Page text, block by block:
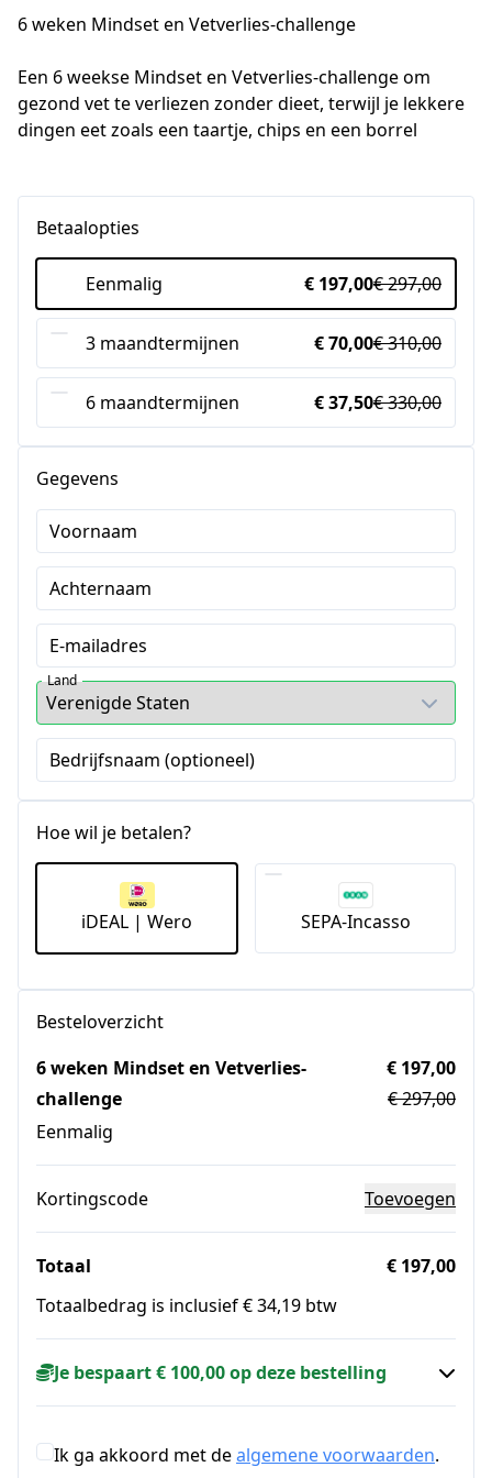
6 weken Mindset en Vetverlies-challenge
Een 6 weekse Mindset en Vetverlies-challenge om
gezond vet te verliezen zonder dieet, terwijl je lekkere
dingen eet zoals een taartje, chips en een borrel
Betaalopties
Eenmalig € 197,00€ 297,00
3 maandtermijnen € 70,00€ 310,00
6 maandtermijnen € 37,50€ 330,00
Gegevens
Voornaam
Achternaam
E-mailadres
Land
Bedrijfsnaam (optioneel)
Hoe wil je betalen?
iDEAL | Wero SEPA-Incasso
Besteloverzicht
6 weken Mindset en Vetverlies-
challenge
Eenmalig
€ 197,00
€ 297,00
Kortingscode Toevoegen
Totaal
€ 197,00
Totaalbedrag is inclusief € 34,19 btw
Je bespaart € 100,00 op deze bestelling
Ik ga akkoord met dealgemene voorwaarden.